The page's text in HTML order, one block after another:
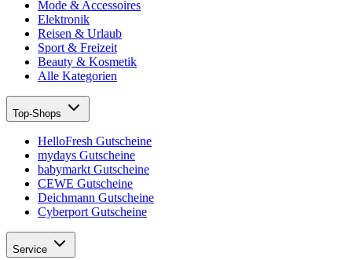
Mode & Accessoires
Elektronik
Reisen & Urlaub
Sport & Freizeit
Beauty & Kosmetik
Alle Kategorien
Top-Shops
HelloFresh Gutscheine
mydays Gutscheine
babymarkt Gutscheine
CEWE Gutscheine
Deichmann Gutscheine
Cyberport Gutscheine
Service